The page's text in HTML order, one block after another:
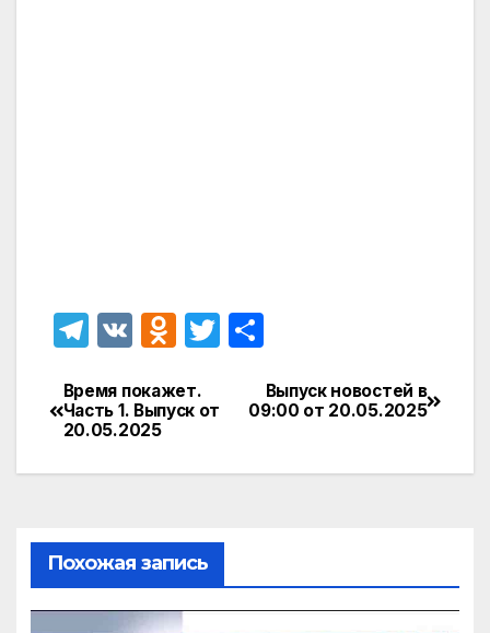
T
e
gr
a
V
O
n
kl
s
s
ni
T
itt п
а
т
ь
Навигация
по
Выпуск новостей в
09:00 от 20.05.2025
Время покажет.
Часть 1. Выпуск от
20.05.2025
Похожая запись